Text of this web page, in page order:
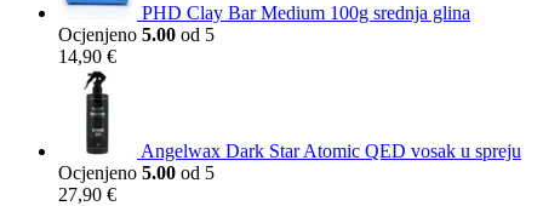
PHD Clay Bar Medium 100g srednja glina
Ocjenjeno 5.00 od 5
14,90 €
Angelwax Dark Star Atomic QED vosak u spreju
Ocjenjeno 5.00 od 5
27,90 €